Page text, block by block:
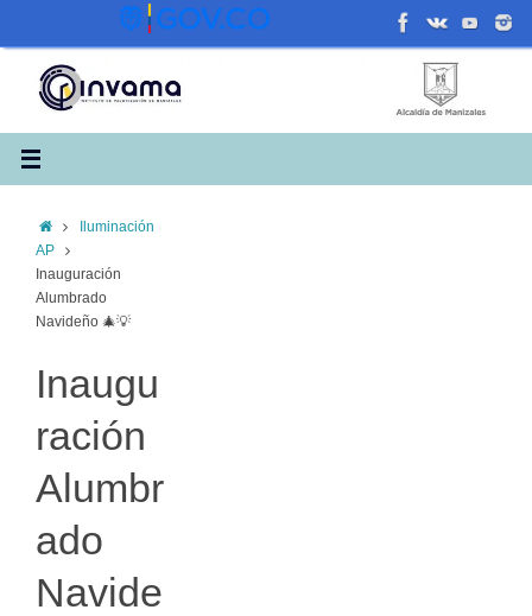
contenido
InicioIluminación
AP
Inauguración
Alumbrado
Navideño 🎄💡
Inaugu
ración
Alumbr
ado
Navide